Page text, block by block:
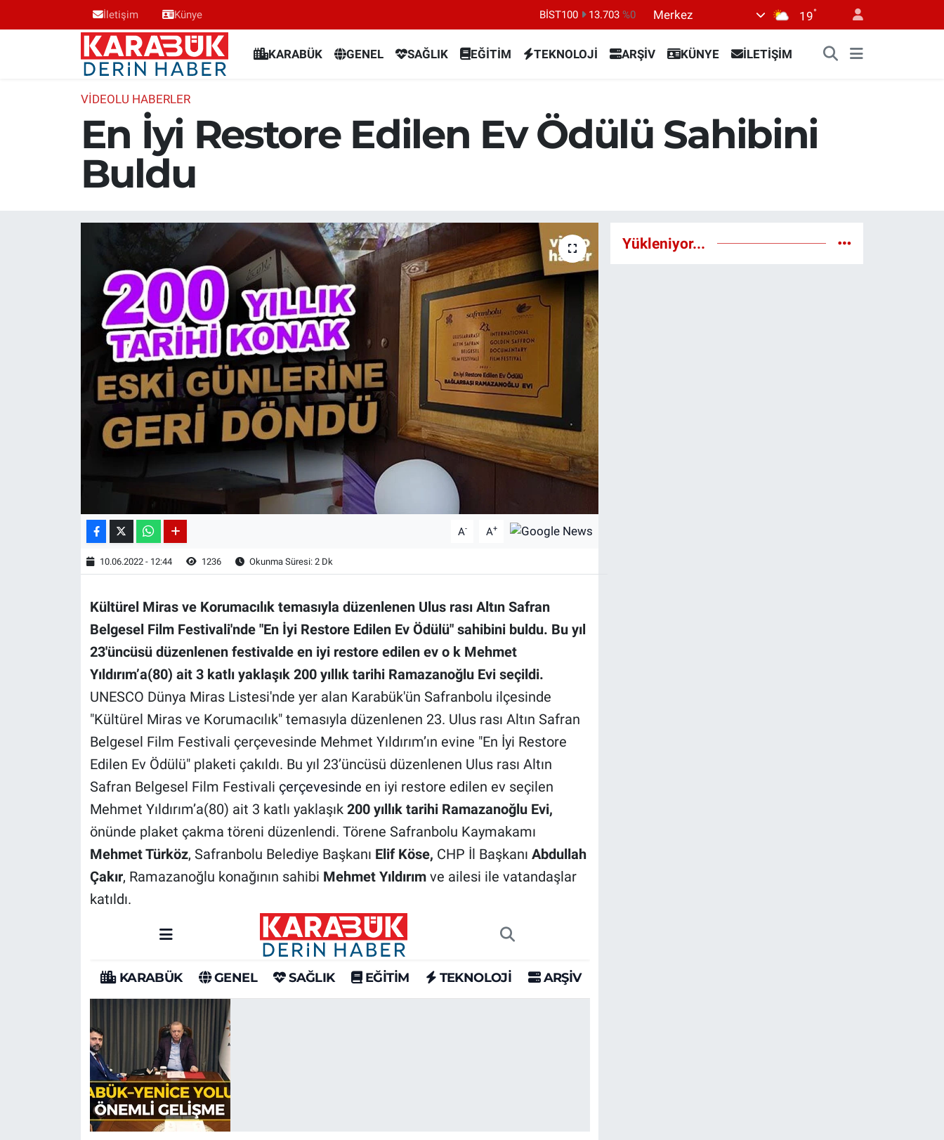
İletişim Künye BİST100 13.703 %0
STERLİN
64,2534 %0.22
GRAM ALTIN
6527.85 %0.54
Merkez 19°
KARABÜK GENEL SAĞLIK EĞİTİM TEKNOLOJİ ARŞİV KÜNYE İLETİŞİM
VİDEOLU HABERLER
En İyi Restore Edilen Ev Ödülü Sahibini
Buldu
A- A+
10.06.2022 - 12:44 1236 Okunma Süresi: 2 Dk
Kültürel Miras ve Korumacılık temasıyla düzenlenen Ulus rası Altın Safran
Belgesel Film Festivali'nde "En İyi Restore Edilen Ev Ödülü" sahibini buldu. Bu yıl
23'üncüsü düzenlenen festivalde en iyi restore edilen ev o k Mehmet
Yıldırım’a(80) ait 3 katlı yaklaşık 200 yıllık tarihi Ramazanoğlu Evi seçildi.
UNESCO Dünya Miras Listesi'nde yer alan Karabük'ün Safranbolu ilçesinde
"Kültürel Miras ve Korumacılık" temasıyla düzenlenen 23. Ulus rası Altın Safran
Belgesel Film Festivali çerçevesinde Mehmet Yıldırım’ın evine "En İyi Restore
Edilen Ev Ödülü" plaketi çakıldı. Bu yıl 23’üncüsü düzenlenen Ulus rası Altın
Safran Belgesel Film Festivali çerçevesinde en iyi restore edilen ev seçilen
Mehmet Yıldırım’a(80) ait 3 katlı yaklaşık 200 yıllık tarihi Ramazanoğlu Evi,
önünde plaket çakma töreni düzenlendi. Törene Safranbolu Kaymakamı
Mehmet Türköz, Safranbolu Belediye Başkanı Elif Köse, CHP İl Başkanı Abdullah
Çakır, Ramazanoğlu konağının sahibi Mehmet Yıldırımve ailesi ile vatandaşlar
katıldı.
Yükleniyor...
Karabük Nöbetçi Eczaneler
Karabük Hava Durumu
Karabük Trafik Yoğunluk Haritası
Süper Lig Puan Durumu ve Fikstür
Son Dakika Haberleri